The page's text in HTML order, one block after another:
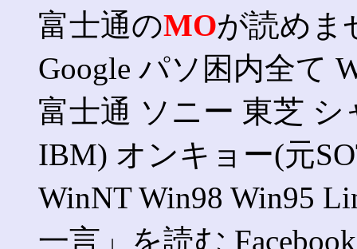
富士通のMOが読めま
Google パソ困内全て
富士通 ソニー 東芝
IBM) オンキョー(元
WinNT Win98 Win95
一言」を読む